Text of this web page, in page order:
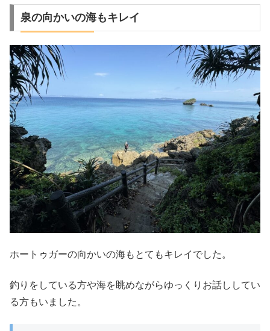
泉の向かいの海もキレイ
ホートゥガーの向かいの海もとてもキレイでした。
釣りをしている方や海を眺めながらゆっくりお話ししてい
る方もいました。